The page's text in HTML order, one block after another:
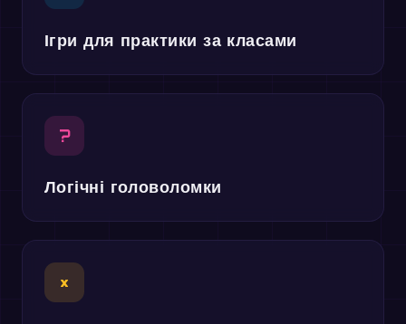
Ігри для практики за класами
?
Логічні головоломки
×